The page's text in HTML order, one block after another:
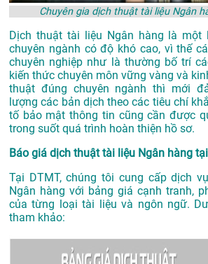
Chuyên gia dịch thuật tài liệu Ngân
Dịch thuật tài liệu Ngân hàng là
chuyên ngành có độ khó cao, vì thế
chuyên nghiệp như là thường bố trí
kiến thức chuyên môn vững vàng và
thuật đúng chuyên ngành thì mới
lượng các bản dịch theo các tiêu chí
tố bảo mật thông tin cũng cần được
trong suốt quá trình hoàn thiện hồ sơ.
Báo giá dịch thuật tài liệu Ngân hàng tại
Tại DTMT, chúng tôi cung cấp dịch
Ngân hàng với bảng giá cạnh tranh,
của từng loại tài liệu và ngôn ngữ.
tham khảo: